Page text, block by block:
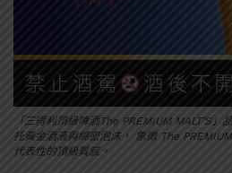
「三得利頂級啤酒The PREMIUM MALT’S
托黃金酒液與綿密泡沫， 象徵 The
代表性的頂級質感。